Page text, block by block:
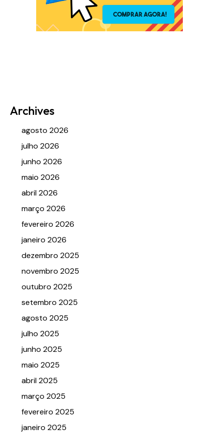
Archives
agosto 2026
julho 2026
junho 2026
maio 2026
abril 2026
março 2026
fevereiro 2026
janeiro 2026
dezembro 2025
novembro 2025
outubro 2025
setembro 2025
agosto 2025
julho 2025
junho 2025
maio 2025
abril 2025
março 2025
fevereiro 2025
janeiro 2025